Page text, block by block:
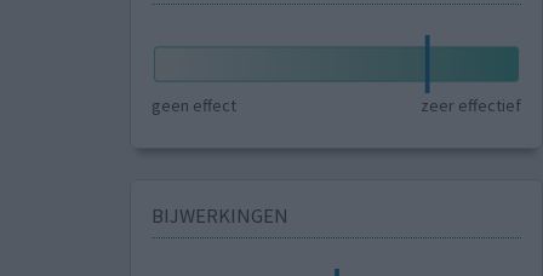
geen effect zeer effectief
BIJWERKINGEN